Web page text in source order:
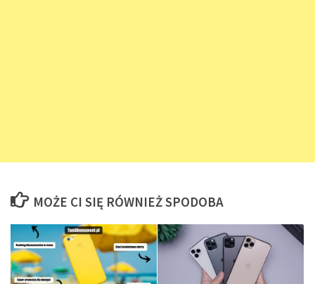
MOŻE CI SIĘ RÓWNIEŻ SPODOBA